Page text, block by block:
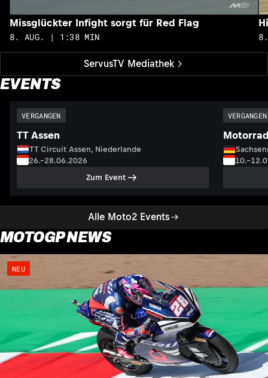
ServusTV Mediathek
Missglückter Infight sorgt für Red Flag
8. AUG. | 1:38 MIN
EVENTS
Alle Moto2 Events
VERGANGEN
TT Assen
TT Circuit Assen, Niederlande
26.–28.06.2026
Zum Event
VERGANGEN
MOTOGP NEWS
NEU